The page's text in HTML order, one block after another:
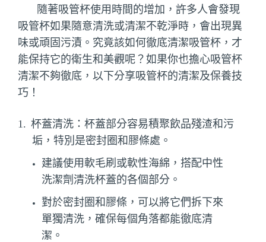
隨著吸管杯使用時間的增加，許多人會發現
吸管杯如果隨意清洗或清潔不乾淨時，會出現異
味或頑固污漬。究竟該如何徹底清潔吸管杯，才
能保持它的衛生和美觀呢？如果你也擔心吸管杯
清潔不夠徹底，以下分享吸管杯的清潔及保養技
巧！
1. 杯蓋清洗：杯蓋部分容易積聚飲品殘渣和污
垢，特別是密封圈和膠條處。
建議使用軟毛刷或軟性海綿，搭配中性
洗潔劑清洗杯蓋的各個部分。
對於密封圈和膠條，可以將它們拆下來
單獨清洗，確保每個角落都能徹底清
潔。